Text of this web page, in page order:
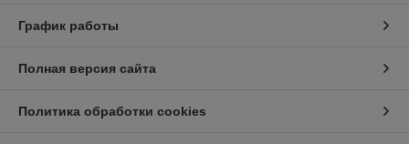
График работы
Полная версия сайта
Политика обработки cookies